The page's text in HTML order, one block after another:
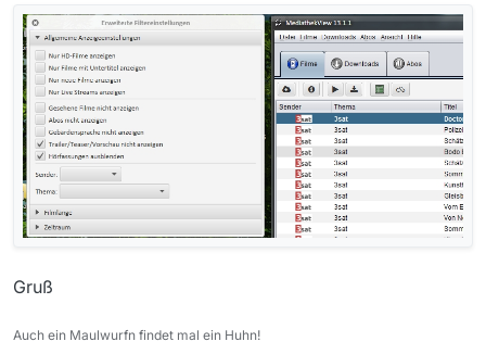
Gruß
Auch ein Maulwurfn findet mal ein Huhn!